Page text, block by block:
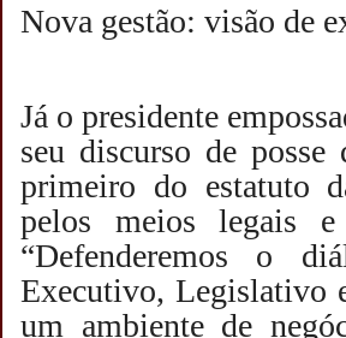
Nova gestão: visão de
Já o presidente
seu discurso de
primeiro do estatuto
pelos meios legais e
“Defenderemos o
Executivo, Legislativo
um ambiente de